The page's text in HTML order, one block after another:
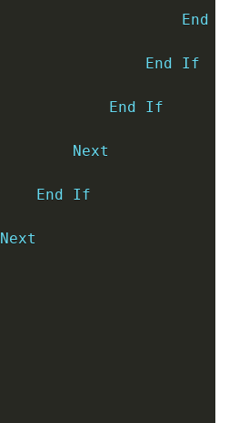
End
End If
End If
Next
End If
Next